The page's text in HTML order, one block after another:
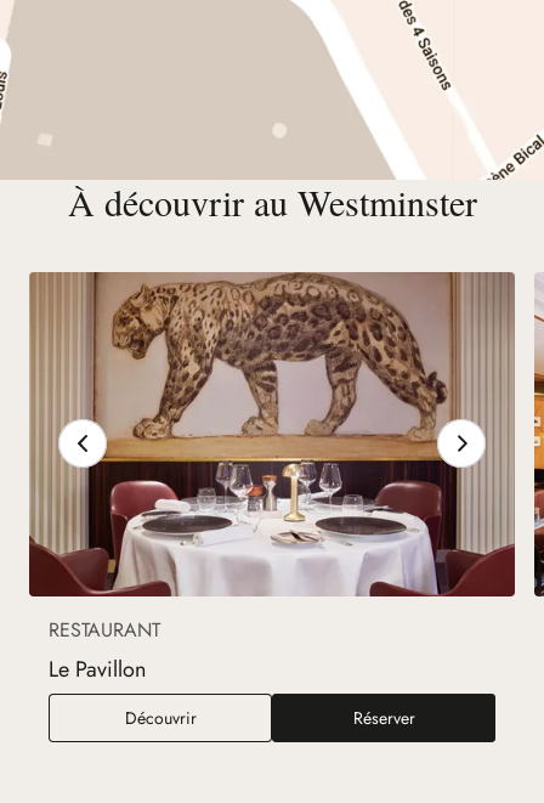
À découvrir au Westminster
RESTAURANT
Le Pavillon
DécouvrirLe Pavillon Réserver